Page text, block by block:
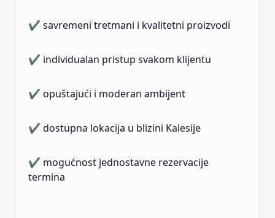
✔ savremeni tretmani i kvalitetni proizvodi
✔ individualan pristup svakom klijentu
✔ opuštajući i moderan ambijent
✔ dostupna lokacija u blizini Kalesije
✔ mogućnost jednostavne rezervacije
termina